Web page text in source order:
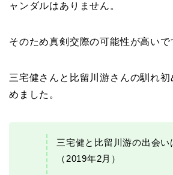
ャンダルはありません。
そのため真剣交際の可能性が高いで
三宅健さんと比留川游さんの馴れ初
めました。
三宅健と比留川游の出会い
（2019年2月）